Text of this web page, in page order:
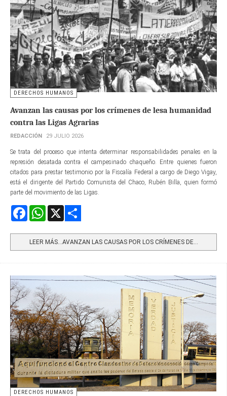
DERECHOS HUMANOS
Avanzan las causas por los crímenes de lesa humanidad
contra las Ligas Agrarias
REDACCIÓN 29 JULIO 2026
Se trata del proceso que intenta determinar responsabilidades penales en la
represión desatada contra el campesinado chaqueño. Entre quienes fueron
citados para prestar testimonio por la Fiscalía Federal a cargo de Diego Vigay,
está el dirigente del Partido Comunista del Chaco, Rubén Billa, quien formó
parte del movimiento de las Ligas.
FacebookWhatsApp
LEER MÁS…AVANZAN LAS CAUSAS POR LOS CRÍMENES DE...
DERECHOS HUMANOS